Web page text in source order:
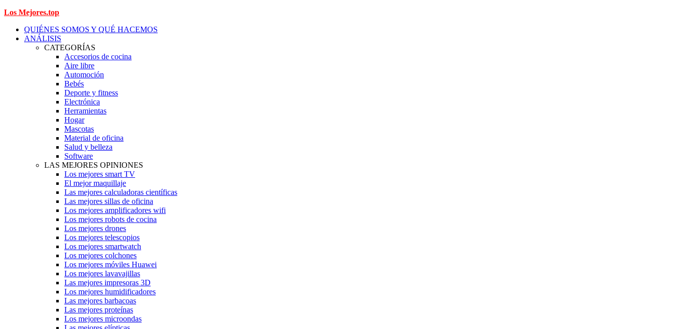
Los Mejores.top
QUIÉNES SOMOS Y QUÉ HACEMOS
ANÁLISIS
CATEGORÍAS
Accesorios de cocina
Aire libre
Automoción
Bebés
Deporte y fitness
Electrónica
Herramientas
Hogar
Mascotas
Material de oficina
Salud y belleza
Software
LAS MEJORES OPINIONES
Los mejores smart TV
El mejor maquillaje
Las mejores calculadoras científicas
Las mejores sillas de oficina
Los mejores amplificadores wifi
Los mejores robots de cocina
Los mejores drones
Los mejores telescopios
Los mejores smartwatch
Los mejores colchones
Los mejores móviles Huawei
Los mejores lavavajillas
Las mejores impresoras 3D
Los mejores humidificadores
Las mejores barbacoas
Las mejores proteínas
Los mejores microondas